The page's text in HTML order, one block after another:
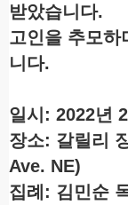
받았습니다.
고인을 추모하
니다.
일시: 2022년
장소: 갈릴리
Ave. NE)
집례: 김민순